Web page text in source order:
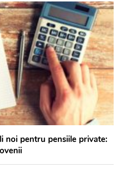
noi pentru pensiile private: